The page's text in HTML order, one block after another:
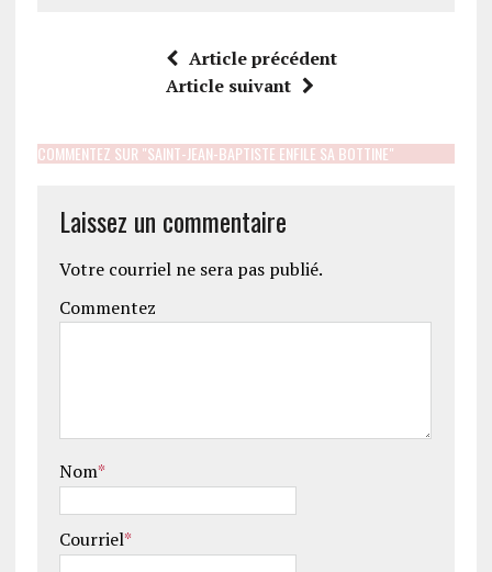
Article précédent
Article suivant
COMMENTEZ SUR "SAINT-JEAN-BAPTISTE ENFILE SA BOTTINE"
Laissez un commentaire
Votre courriel ne sera pas publié.
Commentez
Nom*
Courriel*